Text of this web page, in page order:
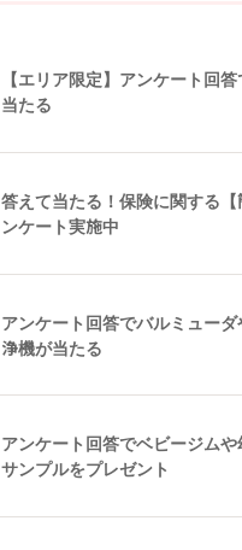
【エリア限定】アンケート回
当たる
答えて当たる！保険に関する
ンケート実施中
アンケート回答でバルミュー
浄機が当たる
アンケート回答でベビージム
サンプルをプレゼント